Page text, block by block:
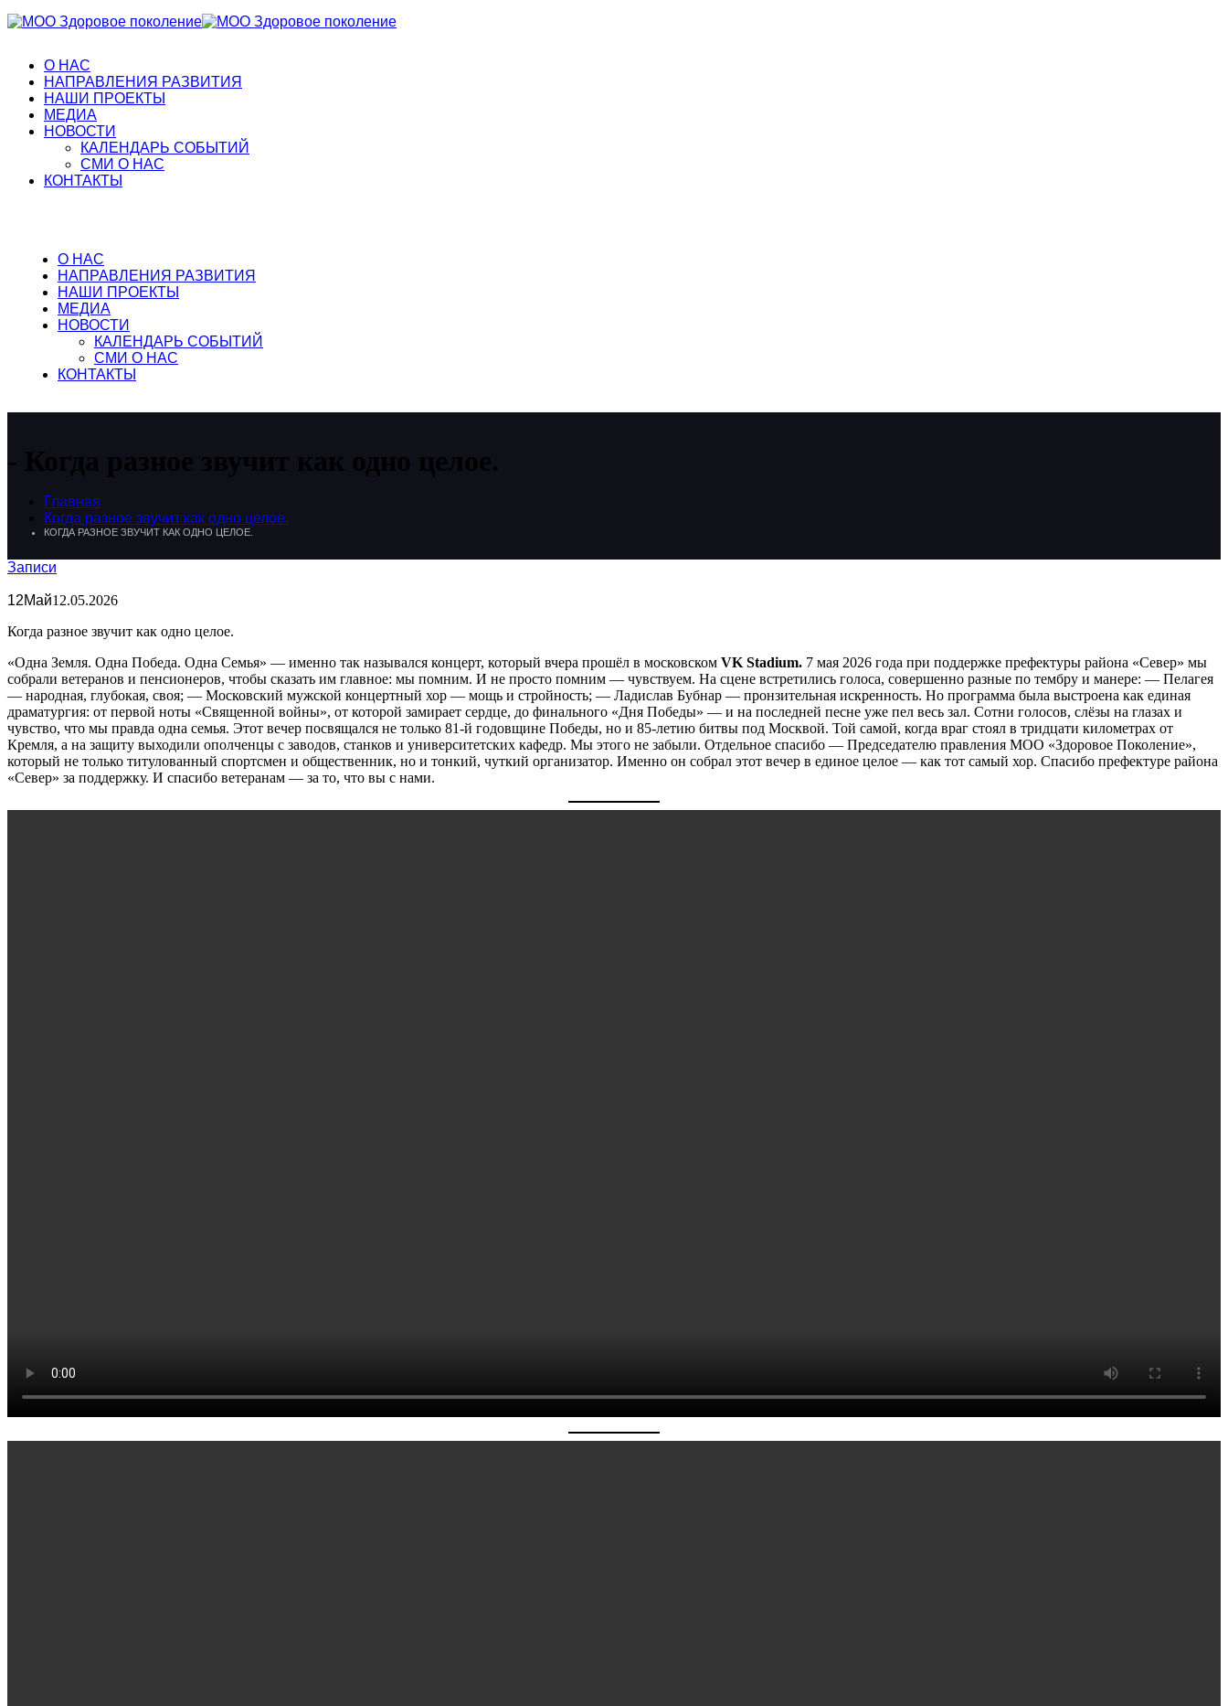
О НАС
НАПРАВЛЕНИЯ РАЗВИТИЯ
НАШИ ПРОЕКТЫ
МЕДИА
НОВОСТИ
КАЛЕНДАРЬ СОБЫТИЙ
СМИ О НАС
КОНТАКТЫ
О НАС
НАПРАВЛЕНИЯ РАЗВИТИЯ
НАШИ ПРОЕКТЫ
МЕДИА
НОВОСТИ
КАЛЕНДАРЬ СОБЫТИЙ
СМИ О НАС
КОНТАКТЫ
Когда разное звучит как одно целое.
Главная
Когда разное звучит как одно целое.
КОГДА РАЗНОЕ ЗВУЧИТ КАК ОДНО ЦЕЛОЕ.
Записи
12Май12.05.2026
Когда разное звучит как одно целое.
«Одна Земля. Одна Победа. Одна Семья» — именно так назывался концерт, который вчера прошёл в московском VK Stadium. 7 мая 2026 года при поддержке префектуры района «Север» мы
собрали ветеранов и пенсионеров, чтобы сказать им главное: мы помним. И не просто помним — чувствуем. На сцене встретились голоса, совершенно разные по тембру и манере: — Пелагея
— народная, глубокая, своя; — Московский мужской концертный хор — мощь и стройность; — Ладислав Бубнар — пронзительная искренность. Но программа была выстроена как единая
драматургия: от первой ноты «Священной войны», от которой замирает сердце, до финального «Дня Победы» — и на последней песне уже пел весь зал. Сотни голосов, слёзы на глазах и
чувство, что мы правда одна семья. Этот вечер посвящался не только 81-й годовщине Победы, но и 85-летию битвы под Москвой. Той самой, когда враг стоял в тридцати километрах от
Кремля, а на защиту выходили ополченцы с заводов, станков и университетских кафедр. Мы этого не забыли. Отдельное спасибо — Председателю правления МОО «Здоровое Поколение»,
который не только титулованный спортсмен и общественник, но и тонкий, чуткий организатор. Именно он собрал этот вечер в единое целое — как тот самый хор. Спасибо префектуре района
«Север» за поддержку. И спасибо ветеранам — за то, что вы с нами.